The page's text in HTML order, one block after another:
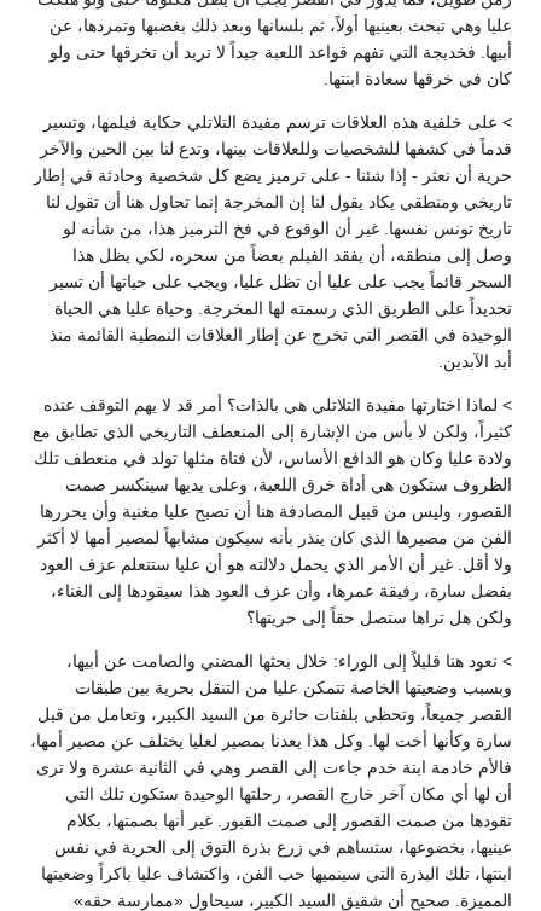
عليا وهي تبحث بعينيها أولاً، ثم بلسانها وبعد ذلك بغضبها وتمردها، عن
أبيها. فخديجة التي تفهم قواعد اللعبة جيداً لا تريد أن تخرقها حتى ولو
كان في خرقها سعادة ابنتها.
> على خلفية هذه العلاقات ترسم مفيدة التلاتلي حكاية فيلمها، وتسير
قدماً في كشفها للشخصيات وللعلاقات بينها، وتدع لنا بين الحين والآخر
حرية أن نعثر - إذا شئنا - على ترميز يضع كل شخصية وحادثة في إطار
تاريخي ومنطقي يكاد يقول لنا إن المخرجة إنما تحاول هنا أن تقول لنا
تاريخ تونس نفسها. غير أن الوقوع في فخ الترميز هذا، من شأنه لو
وصل إلى منطقه، أن يفقد الفيلم بعضاً من سحره، لكي يظل هذا
السحر قائماً يجب على عليا أن تظل عليا، ويجب على حياتها أن تسير
تحديداً على الطريق الذي رسمته لها المخرجة. وحياة عليا هي الحياة
الوحيدة في القصر التي تخرج عن إطار العلاقات النمطية القائمة منذ
أبد الآبدين.
> لماذا اختارتها مفيدة التلاتلي هي بالذات؟ أمر قد لا يهم التوقف عنده
كثيراً، ولكن لا بأس من الإشارة إلى المنعطف التاريخي الذي تطابق مع
ولادة عليا وكان هو الدافع الأساس، لأن فتاة مثلها تولد في منعطف تلك
الظروف ستكون هي أداة خرق اللعبة، وعلى يديها سينكسر صمت
القصور، وليس من قبيل المصادفة هنا أن تصبح عليا مغنية وأن يحررها
الفن من مصيرها الذي كان ينذر بأنه سيكون مشابهاً لمصير أمها لا أكثر
ولا أقل. غير أن الأمر الذي يحمل دلالته هو أن عليا ستتعلم عزف العود
بفضل سارة، رفيقة عمرها، وأن عزف العود هذا سيقودها إلى الغناء،
ولكن هل تراها ستصل حقاً إلى حريتها؟
> نعود هنا قليلاً إلى الوراء: خلال بحثها المضني والصامت عن أبيها،
وبسبب وضعيتها الخاصة تتمكن عليا من التنقل بحرية بين طبقات
القصر جميعاً، وتحظى بلفتات حائرة من السيد الكبير، وتعامل من قبل
سارة وكأنها أخت لها. وكل هذا يعدنا بمصير لعليا يختلف عن مصير أمها،
فالأم خادمة ابنة خدم جاءت إلى القصر وهي في الثانية عشرة ولا ترى
أن لها أي مكان آخر خارج القصر، رحلتها الوحيدة ستكون تلك التي
تقودها من صمت القصور إلى صمت القبور. غير أنها بصمتها، بكلام
عينيها، بخضوعها، ستساهم في زرع بذرة التوق إلى الحرية في نفس
ابنتها، تلك البذرة التي سينميها حب الفن، واكتشاف عليا باكراً وضعيتها
المميزة. صحيح أن شقيق السيد الكبير، سيحاول «ممارسة حقه»